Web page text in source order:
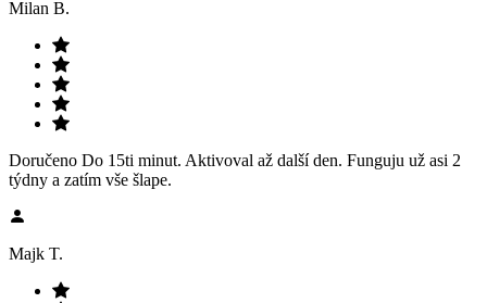
Milan B.
Doručeno Do 15ti minut. Aktivoval až další den. Funguju už asi 2
týdny a zatím vše šlape.
Majk T.